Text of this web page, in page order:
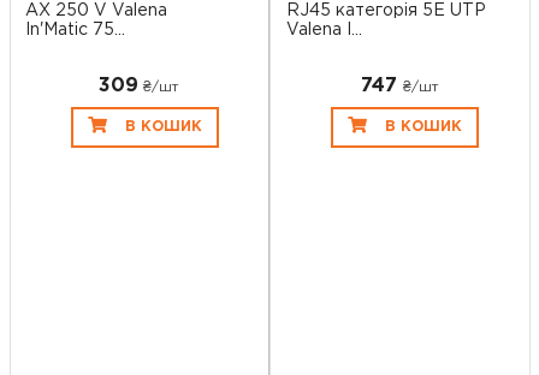
AX 250 V Valena
In'Matic 75...
309 ₴/шт
В КОШИК
RJ45 категорія 5E UTP
Valena I...
747 ₴/шт
В КОШИК